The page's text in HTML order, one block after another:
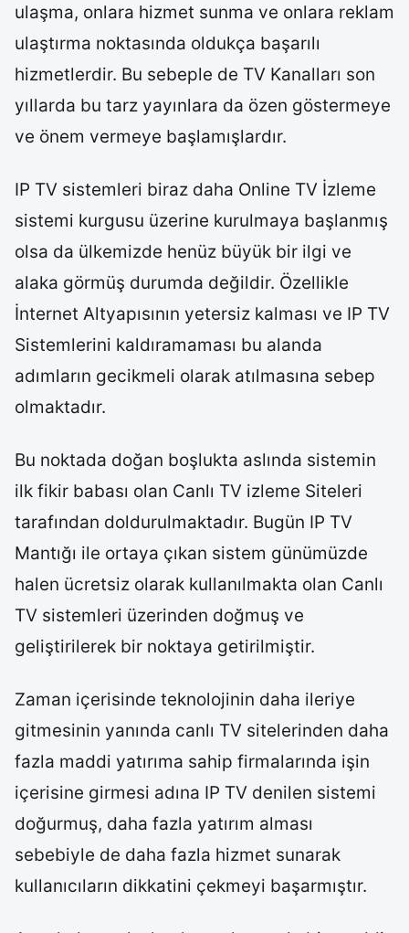
ulaşma, onlara hizmet sunma ve onlara reklam
ulaştırma noktasında oldukça başarılı
hizmetlerdir. Bu sebeple de TV Kanalları son
yıllarda bu tarz yayınlara da özen göstermeye
ve önem vermeye başlamışlardır.
IP TV sistemleri biraz daha Online TV İzleme
sistemi kurgusu üzerine kurulmaya başlanmış
olsa da ülkemizde henüz büyük bir ilgi ve
alaka görmüş durumda değildir. Özellikle
İnternet Altyapısının yetersiz kalması ve IP TV
Sistemlerini kaldıramaması bu alanda
adımların gecikmeli olarak atılmasına sebep
olmaktadır.
Bu noktada doğan boşlukta aslında sistemin
ilk fikir babası olan Canlı TV izleme Siteleri
tarafından doldurulmaktadır. Bugün IP TV
Mantığı ile ortaya çıkan sistem günümüzde
halen ücretsiz olarak kullanılmakta olan Canlı
TV sistemleri üzerinden doğmuş ve
geliştirilerek bir noktaya getirilmiştir.
Zaman içerisinde teknolojinin daha ileriye
gitmesinin yanında canlı TV sitelerinden daha
fazla maddi yatırıma sahip firmalarında işin
içerisine girmesi adına IP TV denilen sistemi
doğurmuş, daha fazla yatırım alması
sebebiyle de daha fazla hizmet sunarak
kullanıcıların dikkatini çekmeyi başarmıştır.